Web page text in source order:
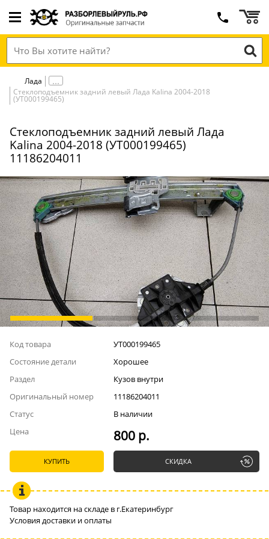
Лада
Стеклоподъемник задний левый Лада Kalina 2004-2018
(УТ000199465)
Стеклоподъемник задний левый Лада
Kalina 2004-2018 (УТ000199465)
11186204011
Код товара
УТ000199465
Состояние детали
Хорошее
Раздел
Кузов внутри
Оригинальный номер
11186204011
Статус
В наличии
Цена
800 р.
КУПИТЬ СКИДКА
Товар находится на складе в г.Екатеринбург
Условия доставки и оплаты